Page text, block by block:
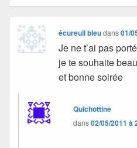
écureuil bleudans01/
Je ne t’ai pas
je te souhaite
et bonne soirée
Quichottine
dans02/05/2011 à